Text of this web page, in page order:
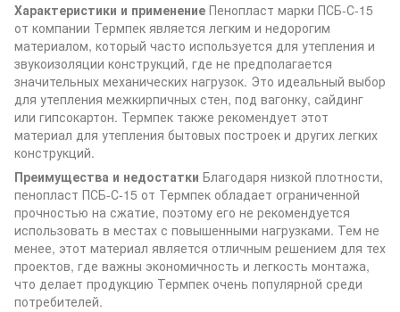
Характеристики и применение Пенопласт марки ПСБ-С-15
от компании Термпек является легким и недорогим
материалом, который часто используется для утепления и
звукоизоляции конструкций, где не предполагается
значительных механических нагрузок. Это идеальный выбор
для утепления межкирпичных стен, под вагонку, сайдинг
или гипсокартон. Термпек также рекомендует этот
материал для утепления бытовых построек и других легких
конструкций.
Преимущества и недостатки Благодаря низкой плотности,
пенопласт ПСБ-С-15 от Термпек обладает ограниченной
прочностью на сжатие, поэтому его не рекомендуется
использовать в местах с повышенными нагрузками. Тем не
менее, этот материал является отличным решением для тех
проектов, где важны экономичность и легкость монтажа,
что делает продукцию Термпек очень популярной среди
потребителей.